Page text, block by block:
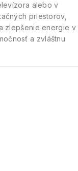
alebo v
priestorov,
zlepšenie energie v
a zvláštnu